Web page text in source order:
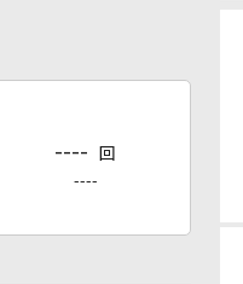
---- 回
----